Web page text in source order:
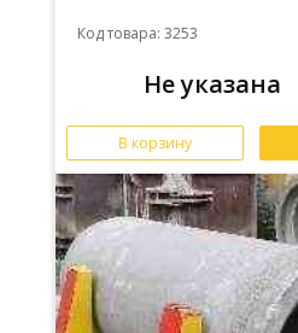
Код товара: 3253
Не указана
В корзину